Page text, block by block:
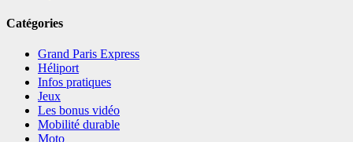
Catégories
Grand Paris Express
Héliport
Infos pratiques
Jeux
Les bonus vidéo
Mobilité durable
Moto